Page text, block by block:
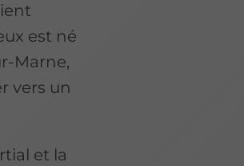
est né
Marne,
vers un
et la